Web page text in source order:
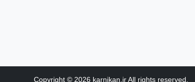
Copyright © 2026 karnikan.ir All rights reserved.